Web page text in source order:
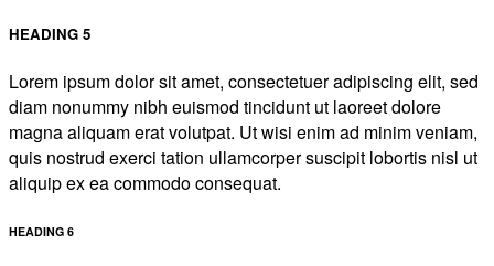
HEADING 5
Lorem ipsum dolor sit amet, consectetuer adipiscing elit, sed
diam nonummy nibh euismod tincidunt ut laoreet dolore
magna aliquam erat volutpat. Ut wisi enim ad minim veniam,
quis nostrud exerci tation ullamcorper suscipit lobortis nisl ut
aliquip ex ea commodo consequat.
HEADING 6